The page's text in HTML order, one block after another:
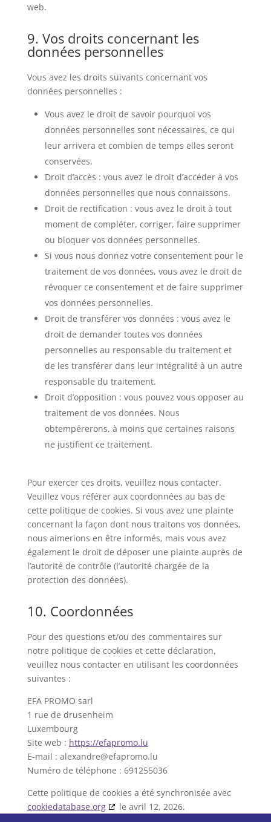
web.
9. Vos droits concernant les
données personnelles
Vous avez les droits suivants concernant vos
données personnelles :
Vous avez le droit de savoir pourquoi vos
données personnelles sont nécessaires, ce qui
leur arrivera et combien de temps elles seront
conservées.
Droit d’accès : vous avez le droit d’accéder à vos
données personnelles que nous connaissons.
Droit de rectification : vous avez le droit à tout
moment de compléter, corriger, faire supprimer
ou bloquer vos données personnelles.
Si vous nous donnez votre consentement pour le
traitement de vos données, vous avez le droit de
révoquer ce consentement et de faire supprimer
vos données personnelles.
Droit de transférer vos données : vous avez le
droit de demander toutes vos données
personnelles au responsable du traitement et
de les transférer dans leur intégralité à un autre
responsable du traitement.
Droit d’opposition : vous pouvez vous opposer au
traitement de vos données. Nous
obtempérerons, à moins que certaines raisons
ne justifient ce traitement.
Pour exercer ces droits, veuillez nous contacter.
Veuillez vous référer aux coordonnées au bas de
cette politique de cookies. Si vous avez une plainte
concernant la façon dont nous traitons vos données,
nous aimerions en être informés, mais vous avez
également le droit de déposer une plainte auprès de
l’autorité de contrôle (l’autorité chargée de la
protection des données).
10. Coordonnées
Pour des questions et/ou des commentaires sur
notre politique de cookies et cette déclaration,
veuillez nous contacter en utilisant les coordonnées
suivantes :
EFA PROMO sarl
1 rue de drusenheim
Luxembourg
Site web : https://efapromo.lu
E-mail : alexandre@efapromo.lu
Numéro de téléphone : 691255036
Cette politique de cookies a été synchronisée avec
cookiedatabase.org
le avril 12, 2026.